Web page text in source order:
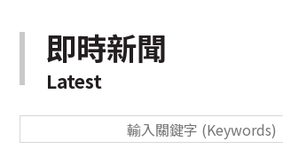
即時新聞
Latest